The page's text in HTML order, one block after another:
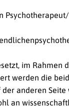
im
werden die
anderen
an